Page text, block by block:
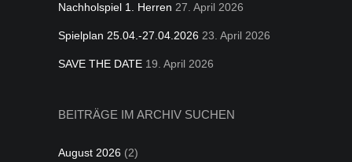
Nachholspiel 1. Herren 27. April 2026
Spielplan 25.04.-27.04.2026 23. April 2026
SAVE THE DATE 19. April 2026
BEITRÄGE IM ARCHIV SUCHEN
August 2026 (2)